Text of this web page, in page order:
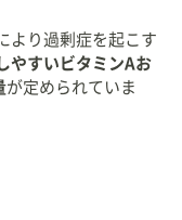
より過剰症を起こす
やすいビタミンAお
が定められていま